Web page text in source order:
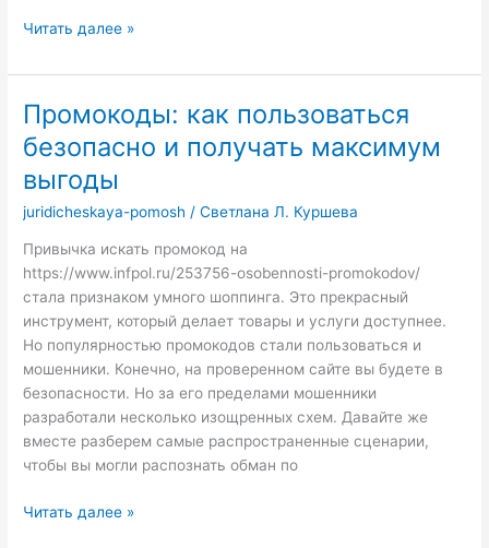
Сносят
в
Как
юристу
удалось
остановить
демонтаж
и
защитить
собственников
Читать далее »
Промокоды: как пользоваться
безопасно и получать максимум
выгоды
juridicheskaya-pomosh /Светлана Л. Куршева
Привычка искать промокод на
https://www.infpol.ru/253756-osobennosti-promokodov/
стала признаком умного шоппинга. Это прекрасный
инструмент, который делает товары и услуги доступнее.
Но популярностью промокодов стали пользоваться и
мошенники. Конечно, на проверенном сайте вы будете в
безопасности. Но за его пределами мошенники
разработали несколько изощренных схем. Давайте же
вместе разберем самые распространенные сценарии,
чтобы вы могли распознать обман по
Промокоды:
Читать далее »